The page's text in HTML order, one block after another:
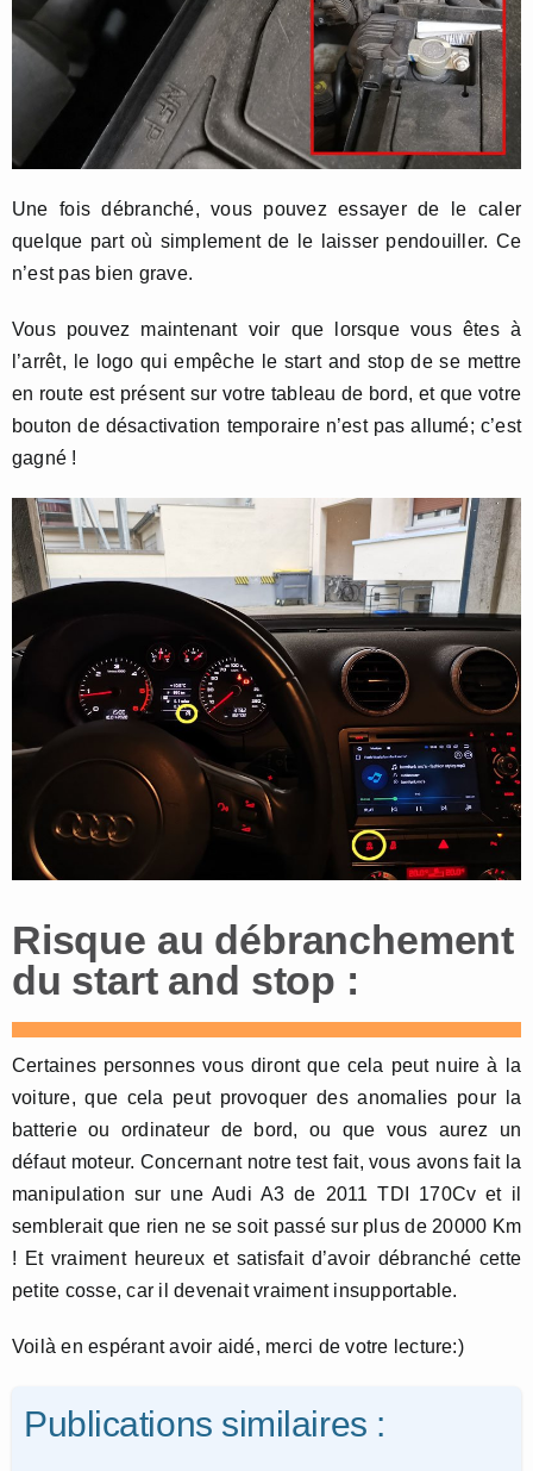
Une fois débranché, vous pouvez essayer de le caler
quelque part où simplement de le laisser pendouiller. Ce
n’est pas bien grave.
Vous pouvez maintenant voir que lorsque vous êtes à
l’arrêt, le logo qui empêche le start and stop de se mettre
en route est présent sur votre tableau de bord, et que votre
bouton de désactivation temporaire n’est pas allumé; c’est
gagné !
Risque au débranchement
du start and stop :
Certaines personnes vous diront que cela peut nuire à la
voiture, que cela peut provoquer des anomalies pour la
batterie ou ordinateur de bord, ou que vous aurez un
défaut moteur. Concernant notre test fait, vous avons fait la
manipulation sur une Audi A3 de 2011 TDI 170Cv et il
semblerait que rien ne se soit passé sur plus de 20000 Km
! Et vraiment heureux et satisfait d’avoir débranché cette
petite cosse, car il devenait vraiment insupportable.
Voilà en espérant avoir aidé, merci de votre lecture:)
Publications similaires :